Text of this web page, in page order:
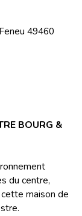
49460
BOURG &
du centre,
maison de